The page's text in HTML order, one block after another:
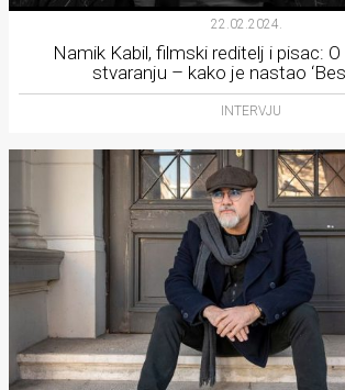
22.02.2024.
Namik Kabil, filmski reditelj i pisac:
stvaranju – kako je nastao
INTERVJU